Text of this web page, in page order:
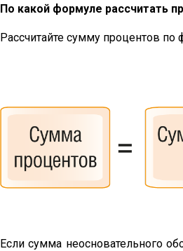
По какой формуле рассчитать
Рассчитайте сумму процентов по
Если сумма неосновательного